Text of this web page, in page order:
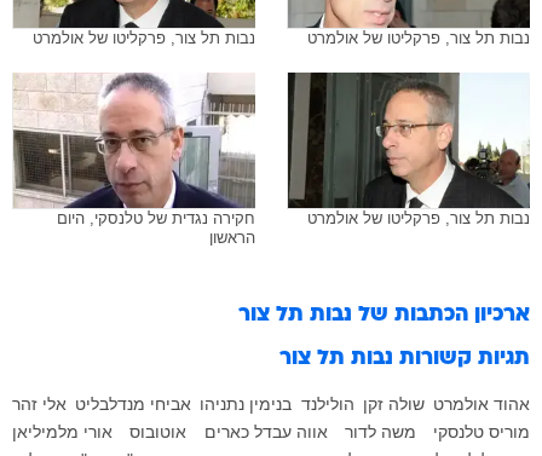
נבות תל צור, פרקליטו של אולמרט נבות תל צור, פרקליטו של אולמרט
נבות תל צור, פרקליטו של אולמרט
חקירה נגדית של טלנסקי, היום
הראשון
ארכיון הכתבות של נבות תל צור
תגיות קשורות נבות תל צור
אהוד אולמרט שולה זקן הולילנד בנימין נתניהו אביחי מנדלבליט אלי זהר
מוריס טלנסקי
משה לדור אווה עבדל כארים אוטובוס
אורי מלמיליאן